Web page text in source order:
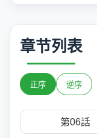
章节列表
正序 逆序
第06話